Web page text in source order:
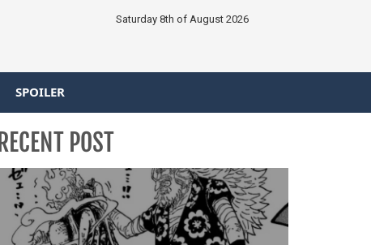
Saturday 8th of August 2026
SPOILER
RECENT POST